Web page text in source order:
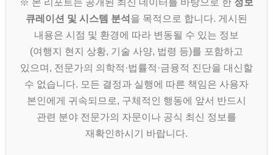
※ 본 리포트는 공개된 최신 데이터를 바탕으로 한 정보
큐레이션 및 시스템 분석 을 목적으로 합니다. 게시된
내용은 시점 및 환경에 따라 변동될 수 있는 정보
(여행지 현지 상황, 기술 사양, 법령 등)를 포함하고
있으며, 전문가의 의학적·법률적·금융적 진단을 대신할
수 없습니다. 모든 결정과 실행에 따른 책임은 사용자
본인에게 귀속되므로, 구체적인 행동에 앞서 반드시
관련 분야 전문가의 자문이나 공식 최신 정보를
재확인하시기 바랍니다.